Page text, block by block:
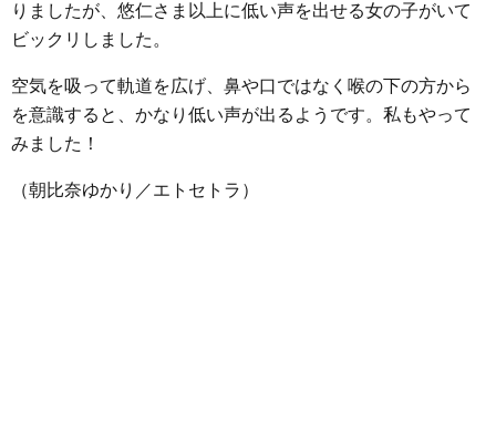
りましたが、悠仁さま以上に低い声を出せる女の子がいて
ビックリしました。
空気を吸って軌道を広げ、鼻や口ではなく喉の下の方から
を意識すると、かなり低い声が出るようです。私もやって
みました！
（朝比奈ゆかり／エトセトラ）